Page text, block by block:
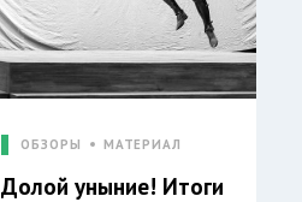
ОБЗОРЫ МАТЕРИАЛ
Долой уныние! Итоги